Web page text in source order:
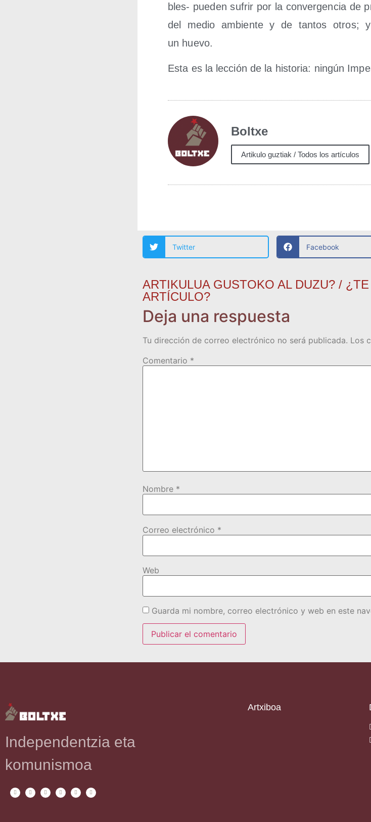
bles- pue­den sufrir por la con­ver­gen­cia de
del medio ambien­te y de tan­tos otros;
un huevo.
Esta es la lec­ción de la his­to­ria: nin­gún
Boltxe
Artikulo guztiak / Todos los artículos
Twitter Facebook
ARTIKULUA GUSTOKO AL DUZU? /
ARTÍCULO?
Deja una respuesta
Tu dirección de correo electrónico no será publicada. Los
Comentario *
Nombre *
Correo electrónico *
Web
Guarda mi nombre, correo electrónico y web en este
Independentzia eta
komunismoa
Artxiboa